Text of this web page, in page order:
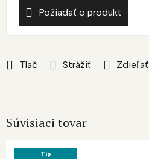
Tlač Strážiť Zdieľať
Požiadať o produkt
Súvisiaci tovar
Tip